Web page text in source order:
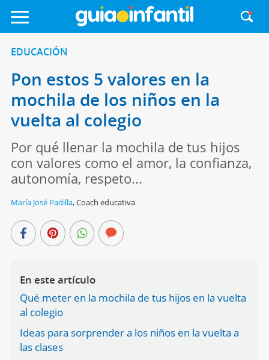
EDUCACIÓN
Pon estos 5 valores en la
mochila de los niños en la
vuelta al colegio
Por qué llenar la mochila de tus hijos
con valores como el amor, la confianza,
autonomía, respeto...
María José Padilla,Coach educativa
En este artículo
Qué meter en la mochila de tus hijos en la vuelta
al colegio
Ideas para sorprender a los niños en la vuelta a
las clases